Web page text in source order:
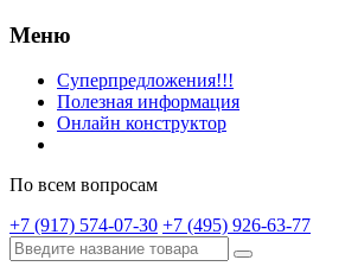
Меню
Суперпредложения!!!
Полезная информация
Онлайн конструктор
По всем вопросам
+7 (917) 574-07-30 +7 (495) 926-63-77